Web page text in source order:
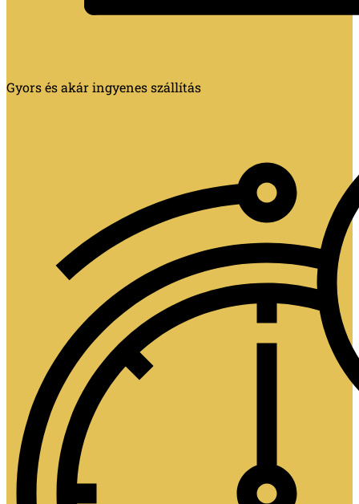
Gyors és akár ingyenes szállítás